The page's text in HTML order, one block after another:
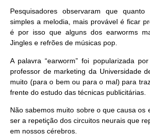
Pesquisadores observaram que
simples a melodia, mais provável é ficar
é por isso que alguns dos earworms
Jingles e refrões de músicas pop.
A palavra “earworm” foi popularizada
professor de marketing da Universidade
muito (para o bem ou para o mal) para
frente do estudo das técnicas publicitárias.
Não sabemos muito sobre o que causa os
ser a repetição dos circuitos neurais que
em nossos cérebros.